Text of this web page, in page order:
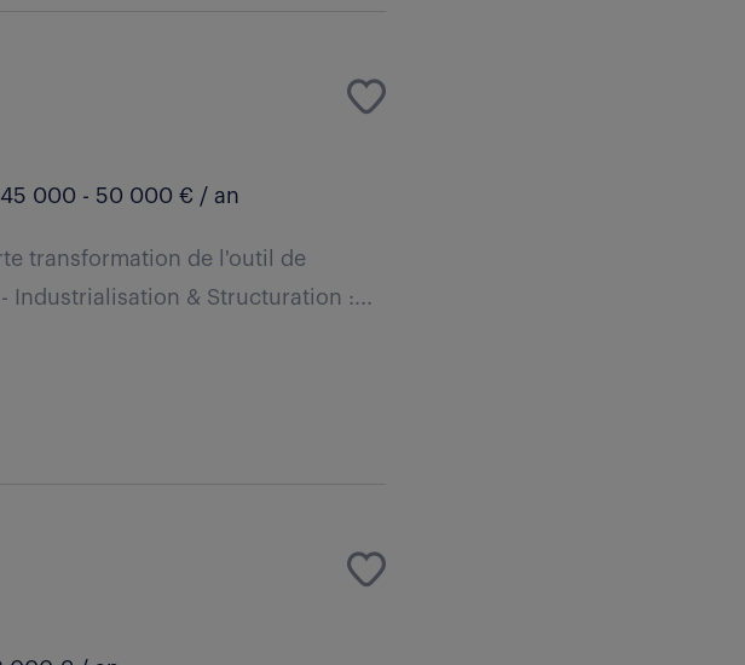
45 000 - 50 000 € / an
transformation de l'outil de
Industrialisation & Structuration :...